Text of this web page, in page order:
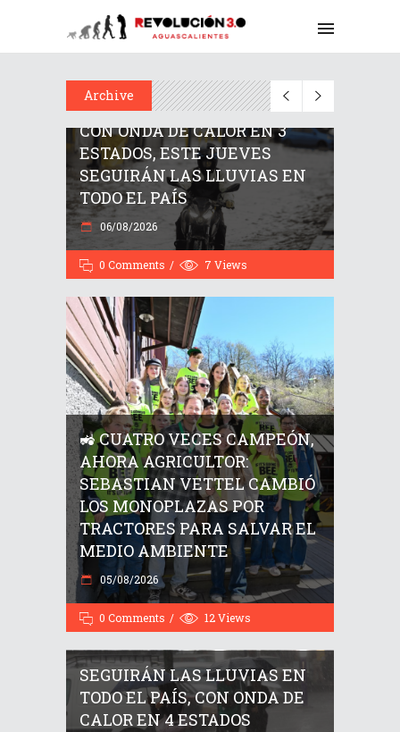
Archive
CON ONDA DE CALOR EN 3
ESTADOS, ESTE JUEVES
SEGUIRÁN LAS LLUVIAS EN
TODO EL PAÍS
06/08/2026
0 Comments 7 Views
🚜 CUATRO VECES CAMPEÓN,
AHORA AGRICULTOR:
SEBASTIAN VETTEL CAMBIÓ
LOS MONOPLAZAS POR
TRACTORES PARA SALVAR EL
MEDIO AMBIENTE
05/08/2026
0 Comments 12Views
SEGUIRÁN LAS LLUVIAS EN
TODO EL PAÍS, CON ONDA DE
CALOR EN 4 ESTADOS